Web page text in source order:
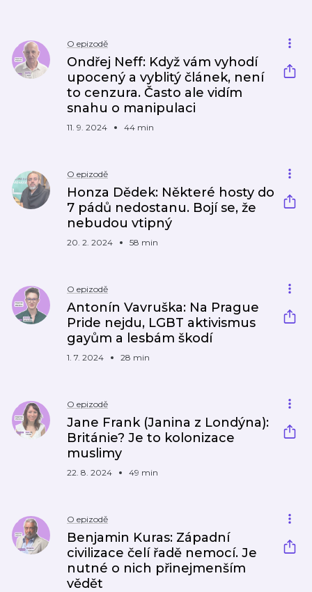
O epizodě
Ondřej Neff: Když vám vyhodí
upocený a vyblitý článek, není
to cenzura. Často ale vidím
snahu o manipulaci
11. 9. 2024 44 min
O epizodě
Honza Dědek: Některé hosty do
7 pádů nedostanu. Bojí se, že
nebudou vtipný
20. 2. 2024 58 min
O epizodě
Antonín Vavruška: Na Prague
Pride nejdu, LGBT aktivismus
gayům a lesbám škodí
1. 7. 2024 28 min
O epizodě
Jane Frank (Janina z Londýna):
Británie? Je to kolonizace
muslimy
22. 8. 2024 49 min
O epizodě
Benjamin Kuras: Západní
civilizace čelí řadě nemocí. Je
nutné o nich přinejmenším
vědět